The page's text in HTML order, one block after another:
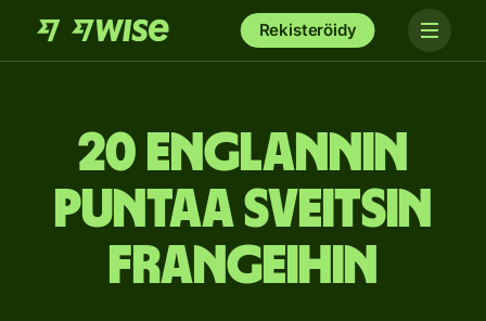
Rekisteröidy
20 Englannin
puntaa Sveitsin
frangeihin